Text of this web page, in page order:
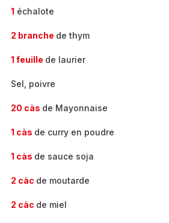
1 échalote
2 branche de thym
1 feuille de laurier
Sel, poivre
20 càs de Mayonnaise
1 càs de curry en poudre
1 càs de sauce soja
2 càc de moutarde
2 càc de miel